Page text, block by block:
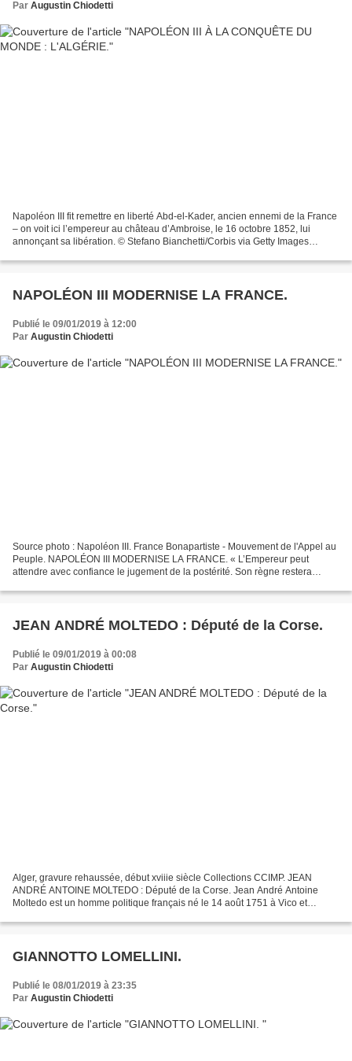
Par Augustin Chiodetti
Napoléon III fit remettre en liberté Abd-el-Kader, ancien ennemi de la France
– on voit ici l’empereur au château d’Ambroise, le 16 octobre 1852, lui
annonçant sa libération. © Stefano Bianchetti/Corbis via Getty Images
NAPOLÉON III MODERNISE LA FRANCE.
Publié le 09/01/2019 à 12:00
Par Augustin Chiodetti
Source photo : Napoléon III. France Bonapartiste - Mouvement de l'Appel au
Peuple. NAPOLÉON III MODERNISE LA FRANCE. « L’Empereur peut
attendre avec confiance le jugement de la postérité. Son règne restera
JEAN ANDRÉ MOLTEDO : Député de la Corse.
Publié le 09/01/2019 à 00:08
Par Augustin Chiodetti
Alger, gravure rehaussée, début xviiie siècle Collections CCIMP. JEAN
ANDRÉ ANTOINE MOLTEDO : Député de la Corse. Jean André Antoine
Moltedo est un homme politique français né le 14 août 1751 à Vico et
GIANNOTTO LOMELLINI.
Publié le 08/01/2019 à 23:35
Par Augustin Chiodetti